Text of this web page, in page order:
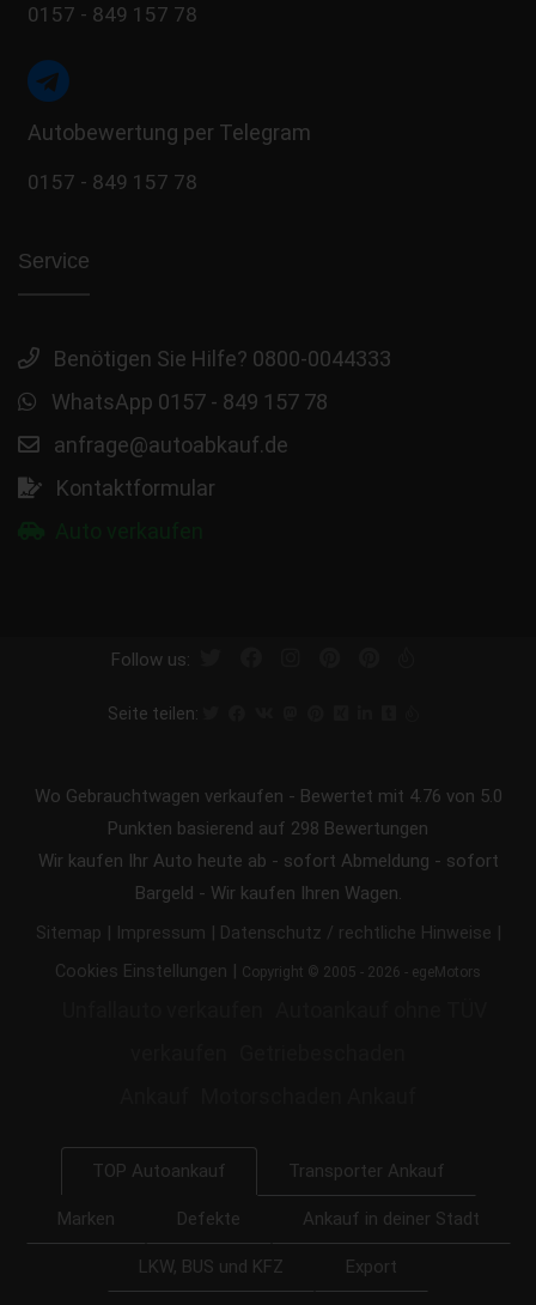
0157 - 849 157 78
Autobewertung per Telegram
0157 - 849 157 78
Service
Benötigen Sie Hilfe? 0800-0044333
WhatsApp 0157 - 849 157 78
anfrage@autoabkauf.de
Kontaktformular
Follow us:
Seite teilen:
Wo Gebrauchtwagen verkaufen - Bewertet mit 4.76 von 5.0
Punkten basierend auf 298 Bewertungen
Wir kaufen Ihr Auto heute ab - sofort Abmeldung - sofort
Bargeld - Wir kaufen Ihren Wagen.
Sitemap | Impressum | Datenschutz / rechtliche Hinweise |
Cookies Einstellungen | Copyright © 2005 - 2026 - egeMotors
TOP Autoankauf Transporter Ankauf
Marken Defekte Ankauf in deiner Stadt
LKW, BUS und KFZ Export